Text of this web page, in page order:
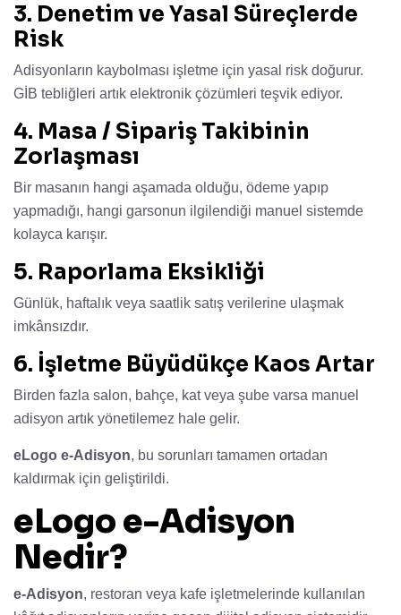
3. Denetim ve Yasal Süreçlerde
Risk
Adisyonların kaybolması işletme için yasal risk doğurur.
GİB tebliğleri artık elektronik çözümleri teşvik ediyor.
4. Masa / Sipariş Takibinin
Zorlaşması
Bir masanın hangi aşamada olduğu, ödeme yapıp
yapmadığı, hangi garsonun ilgilendiği manuel sistemde
kolayca karışır.
5. Raporlama Eksikliği
Günlük, haftalık veya saatlik satış verilerine ulaşmak
imkânsızdır.
6. İşletme Büyüdükçe Kaos Artar
Birden fazla salon, bahçe, kat veya şube varsa manuel
adisyon artık yönetilemez hale gelir.
eLogo e-Adisyon, bu sorunları tamamen ortadan
kaldırmak için geliştirildi.
eLogo e-Adisyon
Nedir?
e-Adisyon, restoran veya kafe işletmelerinde kullanılan